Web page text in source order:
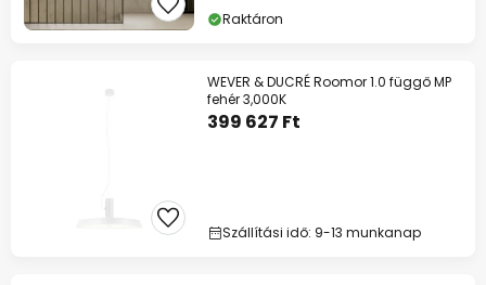
Raktáron
WEVER & DUCRÉ Roomor 1.0 függő MP
fehér 3,000K
399 627 Ft
Szállítási idő: 9-13 munkanap